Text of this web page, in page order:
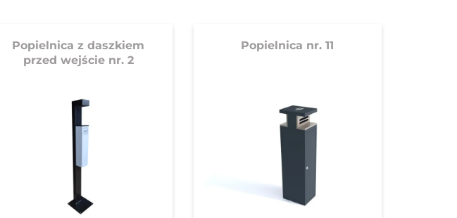
Popielnica z daszkiem
przed wejście nr. 2
Popielnica nr. 11